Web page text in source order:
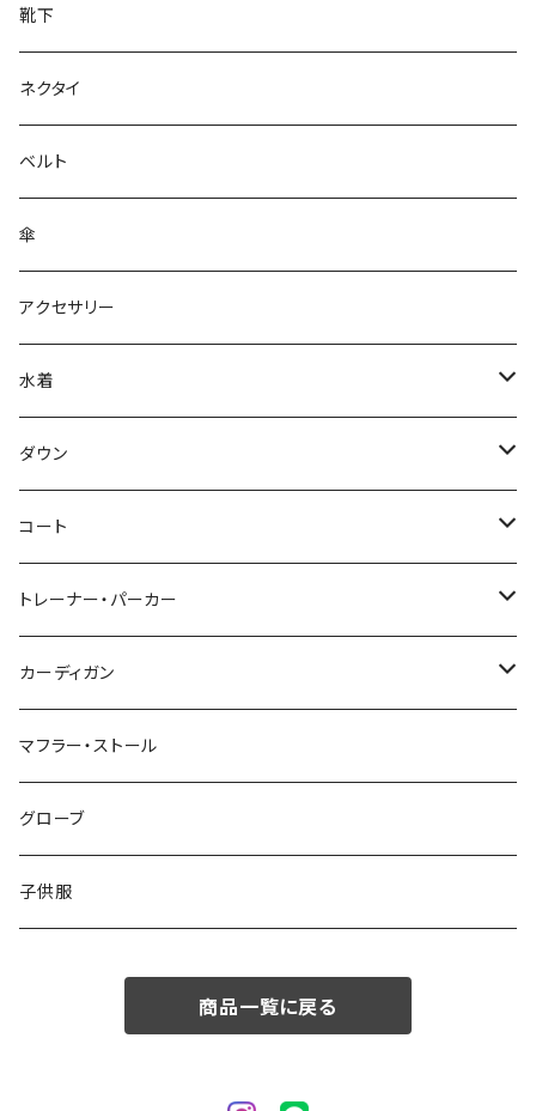
靴下
ネクタイ
ベルト
傘
アクセサリー
水着
～44/S
46/M
48/L
50/XL～
ダウン
～44/S
46/M
48/L
50/XL～
コート
～44/S
46/M
48/L
50/XL～
トレーナー・パーカー
～44/S
46/M
48/L
50/XL～
カーディガン
～44/S
46/M
48/L
マフラー・ストール
グローブ
子供服
商品一覧に戻る